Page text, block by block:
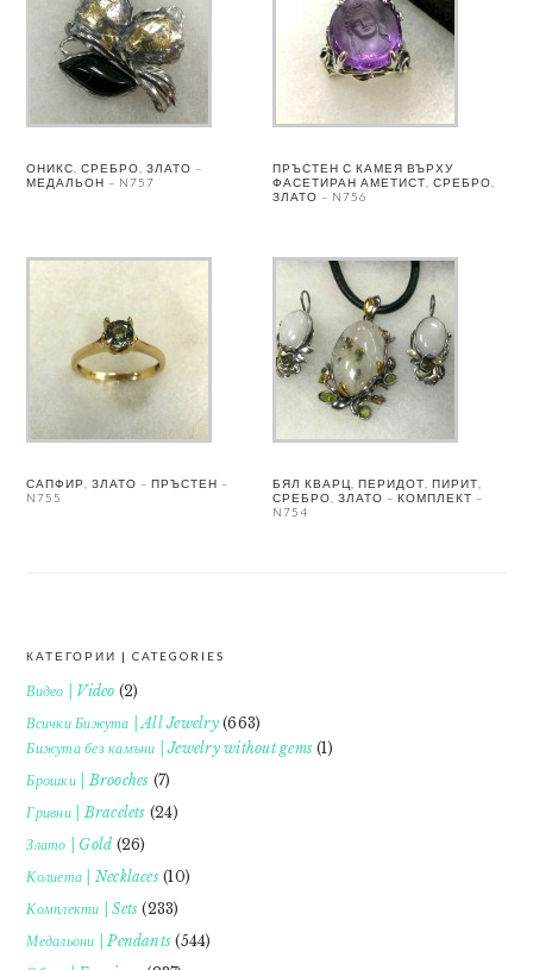
ОНИКС, СРЕБРО, ЗЛАТО –
МЕДАЛЬОН – N757
ПРЪСТЕН С КАМЕЯ ВЪРХУ
ФАСЕТИРАН АМЕТИСТ, СРЕБРО,
ЗЛАТО – N756
САПФИР, ЗЛАТО – ПРЪСТЕН –
N755
БЯЛ КВАРЦ, ПЕРИДОТ, ПИРИТ,
СРЕБРО, ЗЛАТО – КОМПЛЕКТ –
N754
FOOTER
КАТЕГОРИИ | CATEGORIES
Видео | Video (2)
Всички Бижута | All Jewelry(663)
Бижута без камъни | Jewelry without gems (1)
Брошки | Brooches (7)
Гривни | Bracelets (24)
Злато | Gold (26)
Колиета | Necklaces(10)
Комплекти | Sets (233)
Медальони | Pendants (544)